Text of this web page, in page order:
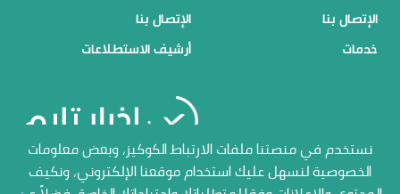
الإتصال بنا
خدمات
الإتصال بنا
أرشيف الاستطلاعات
منصاتنا
الإتصال بنا
نستخدم في منصتنا ملفات الارتباط الكوكيز، وبعض معلومات
الخصوصية لنسهل عليك استخدام موقعنا الإلكتروني، ونكيف